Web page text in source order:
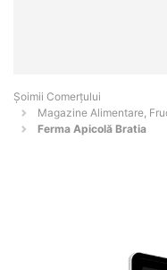
Șoimii Comerțului
Magazine Alimentare,
Ferma Apicolă Bratia